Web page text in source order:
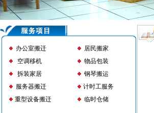
办公室搬迁
居民搬家
空调移机
物品包装
拆装家居
钢琴搬运
服务器搬迁
计时工服务
重型设备搬迁
临时仓储